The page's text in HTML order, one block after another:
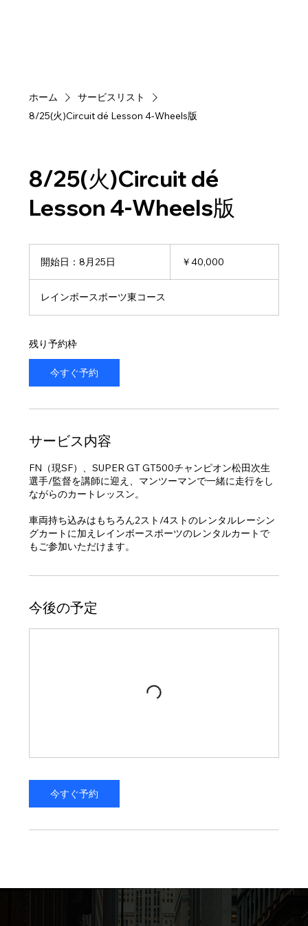
ホーム
サービスリスト
8/25(火)Circuit dé Lesson 4-Wheels版
8/25(火)Circuit dé
Lesson 4-Wheels版
開始日：8月25日
：
8
￥40,000
レインボースポーツ東コース
残り予約枠
今すぐ予約
サービス内容
FN（現SF）、SUPER GT GT500チャンピオン松田次生
選手/監督を講師に迎え、マンツーマンで一緒に走行をし
ながらのカートレッスン。
車両持ち込みはもちろん2スト/4ストのレンタルレーシン
グカートに加えレインボースポーツのレンタルカートで
もご参加いただけます。
今後の予定
今すぐ予約